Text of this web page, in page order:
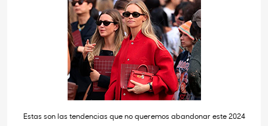
Estas son las tendencias que no queremos abandonar este 2024